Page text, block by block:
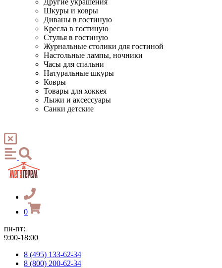
Другие украшения
Шкуры и ковры
Диваны в гостиную
Кресла в гостиную
Стулья в гостиную
Журнальные столики для гостиной
Настольные лампы, ночники
Часы для спальни
Натуральные шкуры
Ковры
Товары для хоккея
Лыжи и аксессуары
Санки детские
0
пн-пт:
9:00-18:00
8 (495) 133-62-34
8 (800) 200-62-34